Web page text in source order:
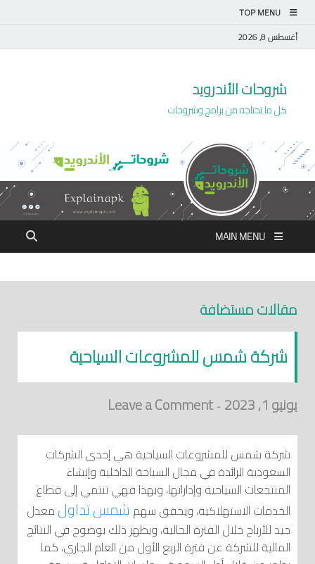
TOP MENU
أغسطس 8, 2026
شروحات الأندرويد
كل ما تحتاجه من برامج وشروحات
MAIN MENU
مقالات مستضافة
شركة شمس للمشروعات السياحية
يونيو 1, 2023 -
Leave a Comment
شركة شمس للمشروعات السياحية هي إحدى الشركات
السعودية الرائدة في مجال السياحة الداخلية وإنشاء
المنتجعات السياحية وإداراتها، وبهذا فهي تنتمي إلى قطاع
الخدمات الاستهلاكية، ويحقق سهم شمس تداول معدل
جيد للأرباح خلال الفترة الحالية، ويظهر ذلك بوضوح في النتائج
المالية للشركة عن فترة الربع الأول من العام الجاري، كما